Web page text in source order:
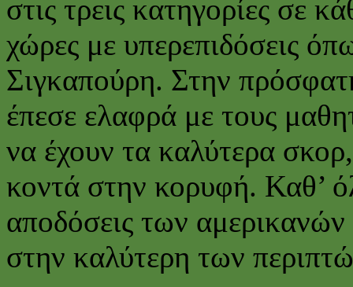
στις τρεις κατηγορίες σε
χώρες με υπερεπιδόσεις
Σιγκαπούρη. Στην
έπεσε ελαφρά με τους
να έχουν τα καλύτερα
κοντά στην κορυφή. Καθ’
αποδόσεις των αμερικανών
στην καλύτερη των